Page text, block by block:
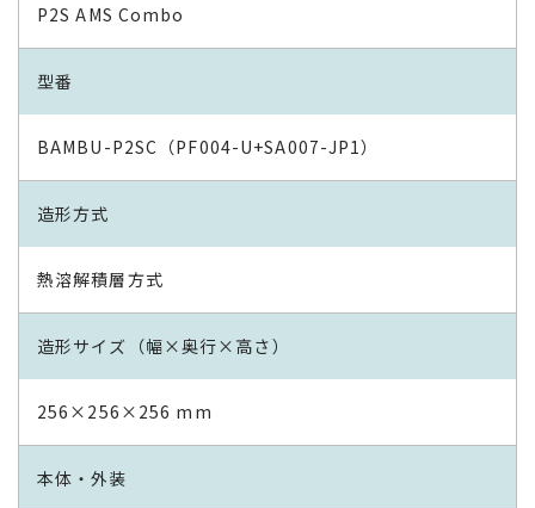
P2S AMS Combo
型番
BAMBU-P2SC（PF004-U+SA007-JP1）
造形方式
熱溶解積層方式
造形サイズ（幅×奥行×高さ）
256×256×256 mm
本体・外装